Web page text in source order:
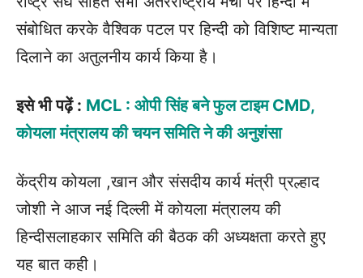
संबोधित करके वैश्विक पटल पर हिन्दी को विशिष्ट मान्यता
दिलाने का अतुलनीय कार्य किया है।
इसे भी पढ़ें : MCL : ओपी सिंह बने फुल टाइम CMD,
कोयला मंत्रालय की चयन समिति ने की अनुशंसा
केंद्रीय कोयला ,खान और संसदीय कार्य मंत्री प्रल्हाद
जोशी ने आज नई दिल्ली में कोयला मंत्रालय की
हिन्दीसलाहकार समिति की बैठक की अध्यक्षता करते हुए
यह बात कही।